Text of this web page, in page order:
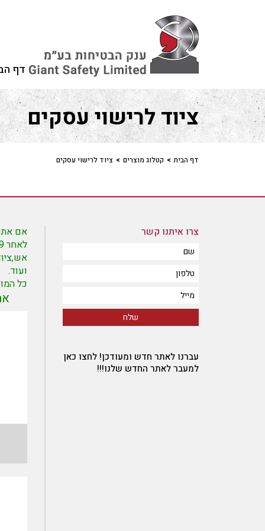
דף
ציוד לרישוי עסקים
דף הבית > קטלוג מוצרים > ציוד לרישוי עסקים
אם
ועוד.
כל
את
צרו איתנו קשר
עברנו לאתר חדש ומעודכן! לחצו כאן
למעבר לאתר החדש שלנו!!!